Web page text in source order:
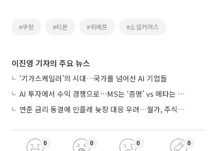
#쿠팡 #티몬 #위메프 #소셜커머스
이진영 기자의 주요 뉴스
‘기가스케일러’의 시대…국가를 넘어선 AI 기업들
AI 투자에서 수익 경쟁으로⋯MS는 ‘증명’ vs 메타는 ‘숙제’
연준 금리 동결에 인플레 늦장 대응 우려…월가, 주식도 채권도 던졌다
0 0 0 0